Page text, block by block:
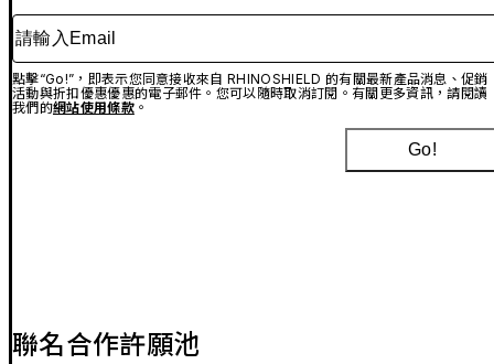
請輸入Email
點擊“Go!”，即表示您同意接收來自 RHINOSHIELD 的有關最新產品消息、促銷
活動與折扣優惠優惠的電子郵件。您可以隨時取消訂閱。有關更多資訊，請閱讀
我們的網站使用條款。
Go!
聯名合作許願池